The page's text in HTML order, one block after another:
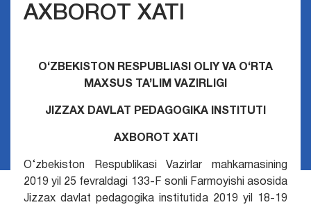
AXBOROT XATI
O‘ZBEKISTON RESPUBLIASI OLIY VA O‘RTA
MAXSUS TA’LIM VAZIRLIGI
JIZZAX DAVLAT PEDAGOGIKA INSTITUTI
AXBOROT XATI
O‘zbekiston Respublikasi Vazirlar mahkamasining
2019 yil 25 fevraldagi 133-F sonli Farmoyishi asosida
Jizzax davlat pedagogika institutida 2019 yil 18-19